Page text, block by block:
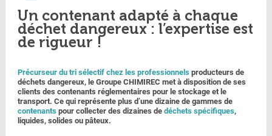
Un contenant adapté à chaque
déchet dangereux : l’expertise est
de rigueur !
Précurseur du tri sélectif chez les professionnelsproducteurs de
déchets dangereux, le Groupe CHIMIREC met à disposition de ses
clients des contenants réglementaires pour le stockage et le
transport. Ce qui représente plus d’une dizaine de gammes de
contenantspour collecter des dizaines de déchets spécifiques,
liquides, solides ou pâteux.